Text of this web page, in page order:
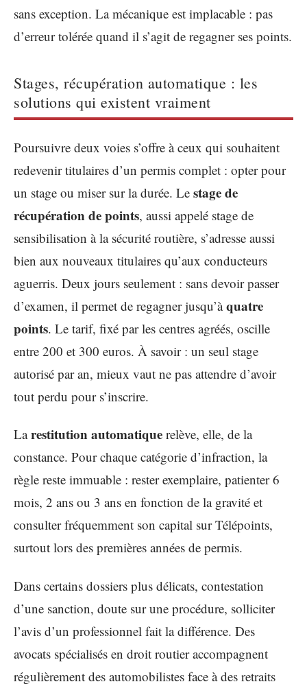
sans exception. La mécanique est implacable : pas
d’erreur tolérée quand il s’agit de regagner ses points.
Stages, récupération automatique : les
solutions qui existent vraiment
Poursuivre deux voies s’offre à ceux qui souhaitent
redevenir titulaires d’un permis complet : opter pour
un stage ou miser sur la durée. Le stage de
récupération de points, aussi appelé stage de
sensibilisation à la sécurité routière, s’adresse aussi
bien aux nouveaux titulaires qu’aux conducteurs
aguerris. Deux jours seulement : sans devoir passer
d’examen, il permet de regagner jusqu’àquatre
points. Le tarif, fixé par les centres agréés, oscille
entre 200 et 300 euros. À savoir : un seul stage
autorisé par an, mieux vaut ne pas attendre d’avoir
tout perdu pour s’inscrire.
Larestitution automatique relève, elle, de la
constance. Pour chaque catégorie d’infraction, la
règle reste immuable : rester exemplaire, patienter 6
mois, 2 ans ou 3 ans en fonction de la gravité et
consulter fréquemment son capital sur Télépoints,
surtout lors des premières années de permis.
Dans certains dossiers plus délicats, contestation
d’une sanction, doute sur une procédure, solliciter
l’avis d’un professionnel fait la différence. Des
avocats spécialisés en droit routier accompagnent
régulièrement des automobilistes face à des retraits